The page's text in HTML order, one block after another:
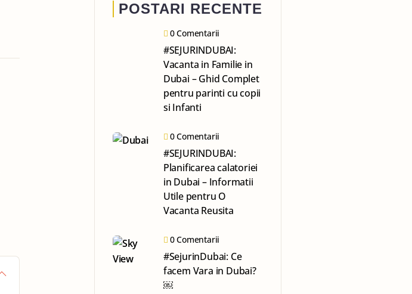
POSTARI RECENTE
0 Comentarii
#SEJURINDUBAI:
Vacanta in Familie in
Dubai – Ghid Complet
pentru parinti cu copii
si Infanti
0 Comentarii
#SEJURINDUBAI:
Planificarea calatoriei
in Dubai – Informatii
Utile pentru O
Vacanta Reusita
0 Comentarii
#SejurinDubai: Ce
facem Vara in Dubai?
￼